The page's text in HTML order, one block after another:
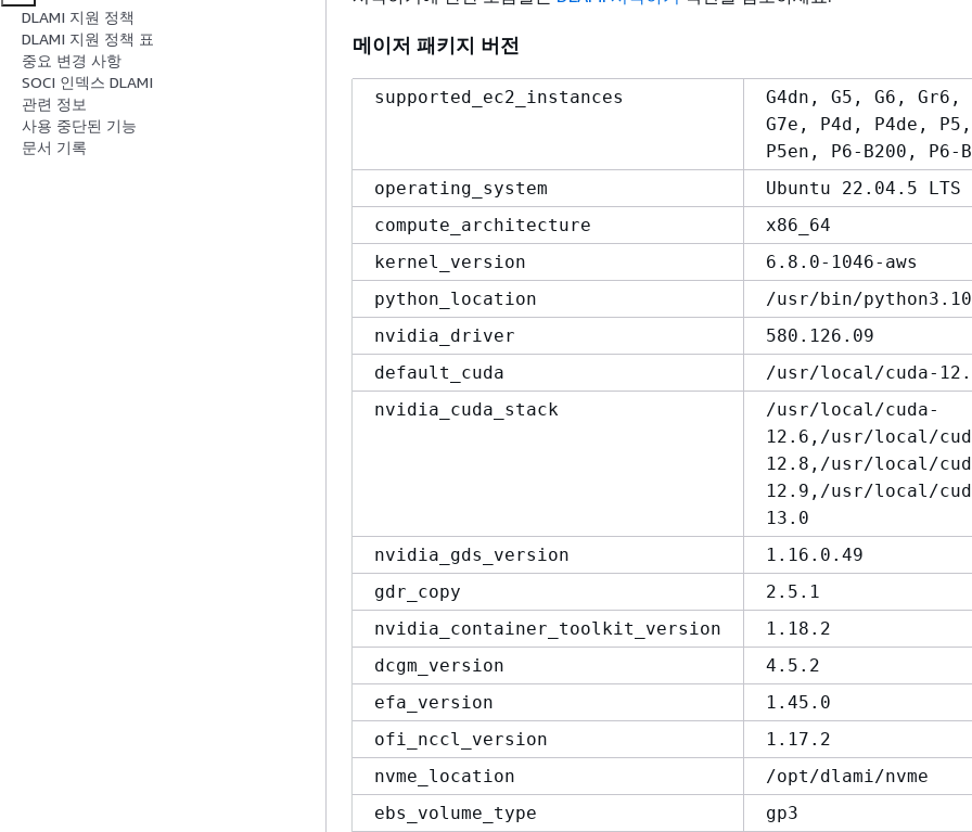
DLAMI 지원 정책
DLAMI 지원 정책 표
중요 변경 사항
SOCI 인덱스 DLAMI
관련 정보
사용 중단된 기능
문서 기록
메이저 패키지 버전
supported_ec2_instances
G4dn, G5, G6, Gr6,
G7e, P4d, P4de,
P5en, P6-B200, P6-
operating_system
Ubuntu 22.04.5 LTS
compute_architecture
x86_64
kernel_version
6.8.0-1046-aws
python_location
/usr/bin/python3.10
nvidia_driver
580.126.09
default_cuda
/usr/local/cuda-
nvidia_cuda_stack
/usr/local/cuda-
12.6,/usr/local/
12.8,/usr/local/
12.9,/usr/local/
13.0
nvidia_gds_version
1.16.0.49
gdr_copy
2.5.1
nvidia_container_toolkit_version
1.18.2
dcgm_version
4.5.2
efa_version
1.45.0
ofi_nccl_version
1.17.2
nvme_location
/opt/dlami/nvme
ebs_volume_type
gp3